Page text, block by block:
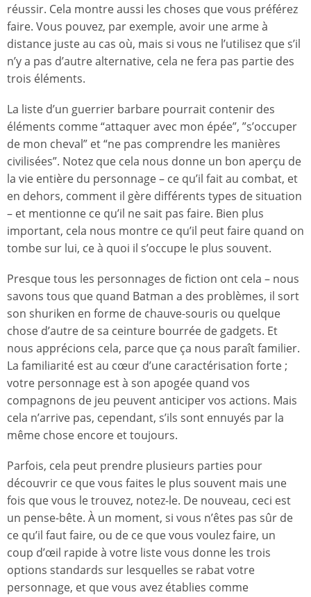
réussir. Cela montre aussi les choses que vous préférez
faire. Vous pouvez, par exemple, avoir une arme à
distance juste au cas où, mais si vous ne l’utilisez que s’il
n’y a pas d’autre alternative, cela ne fera pas partie des
trois éléments.
La liste d’un guerrier barbare pourrait contenir des
éléments comme “attaquer avec mon épée”, ”s’occuper
de mon cheval” et “ne pas comprendre les manières
civilisées”. Notez que cela nous donne un bon aperçu de
la vie entière du personnage – ce qu’il fait au combat, et
en dehors, comment il gère différents types de situation
– et mentionne ce qu’il ne sait pas faire. Bien plus
important, cela nous montre ce qu’il peut faire quand on
tombe sur lui, ce à quoi il s’occupe le plus souvent.
Presque tous les personnages de fiction ont cela – nous
savons tous que quand Batman a des problèmes, il sort
son shuriken en forme de chauve-souris ou quelque
chose d’autre de sa ceinture bourrée de gadgets. Et
nous apprécions cela, parce que ça nous paraît familier.
La familiarité est au cœur d’une caractérisation forte ;
votre personnage est à son apogée quand vos
compagnons de jeu peuvent anticiper vos actions. Mais
cela n’arrive pas, cependant, s’ils sont ennuyés par la
même chose encore et toujours.
Parfois, cela peut prendre plusieurs parties pour
découvrir ce que vous faites le plus souvent mais une
fois que vous le trouvez, notez-le. De nouveau, ceci est
un pense-bête. À un moment, si vous n’êtes pas sûr de
ce qu’il faut faire, ou de ce que vous voulez faire, un
coup d’œil rapide à votre liste vous donne les trois
options standards sur lesquelles se rabat votre
personnage, et que vous avez établies comme